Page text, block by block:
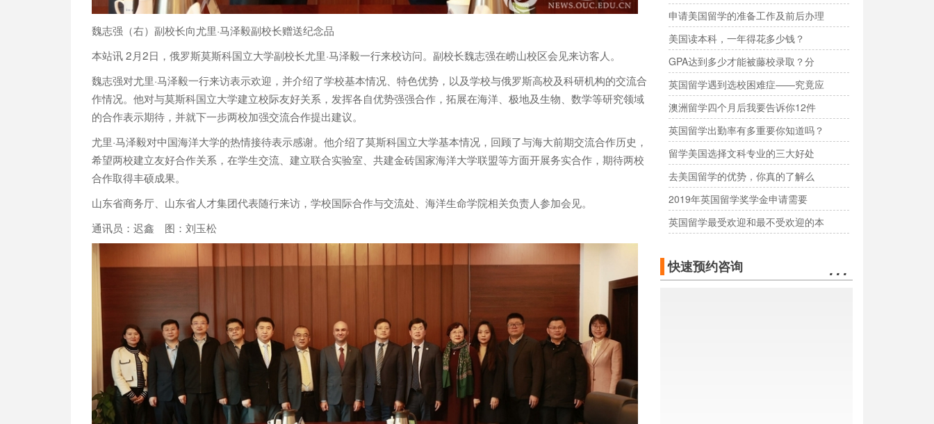
申请美国留学的准备工作及前后办理
美国读本科，一年得花多少钱？
GPA达到多少才能被藤校录取？分
英国留学遇到选校困难症——究竟应
澳洲留学四个月后我要告诉你12件
英国留学出勤率有多重要你知道吗？
留学美国选择文科专业的三大好处
去美国留学的优势，你真的了解么
2019年英国留学奖学金申请需要
英国留学最受欢迎和最不受欢迎的本
快速预约咨询 …
魏志强（右）副校长向尤里·马泽毅副校长赠送纪念品
本站讯2月2日，俄罗斯莫斯科国立大学副校长尤里·马泽毅一行来校访问。副校长魏志强在崂山校区会见来访客人。
魏志强对尤里·马泽毅一行来访表示欢迎，并介绍了学校基本情况、特色优势，以及学校与俄罗斯高校及科研机构的交流合
作情况。他对与莫斯科国立大学建立校际友好关系，发挥各自优势强强合作，拓展在海洋、极地及生物、数学等研究领域
的合作表示期待，并就下一步两校加强交流合作提出建议。
尤里·马泽毅对中国海洋大学的热情接待表示感谢。他介绍了莫斯科国立大学基本情况，回顾了与海大前期交流合作历史，
希望两校建立友好合作关系，在学生交流、建立联合实验室、共建金砖国家海洋大学联盟等方面开展务实合作，期待两校
合作取得丰硕成果。
山东省商务厅、山东省人才集团代表随行来访，学校国际合作与交流处、海洋生命学院相关负责人参加会见。
通讯员：迟鑫 图：刘玉松